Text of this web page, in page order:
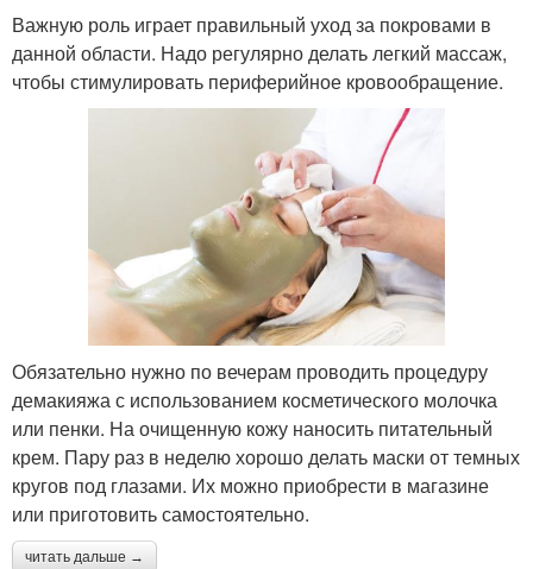
Важную роль играет правильный уход за покровами в
данной области. Надо регулярно делать легкий массаж,
чтобы стимулировать периферийное кровообращение.
Обязательно нужно по вечерам проводить процедуру
демакияжа с использованием косметического молочка
или пенки. На очищенную кожу наносить питательный
крем. Пару раз в неделю хорошо делать маски от темных
кругов под глазами. Их можно приобрести в магазине
или приготовить самостоятельно.
читать дальше →